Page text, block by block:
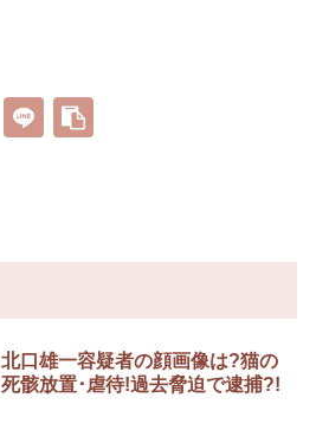
北口雄一容疑者の顔画像は?猫の
死骸放置･虐待!過去脅迫で逮捕?!